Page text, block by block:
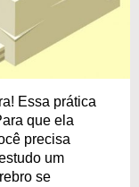
Essa prática
que ela
precisa
um
se